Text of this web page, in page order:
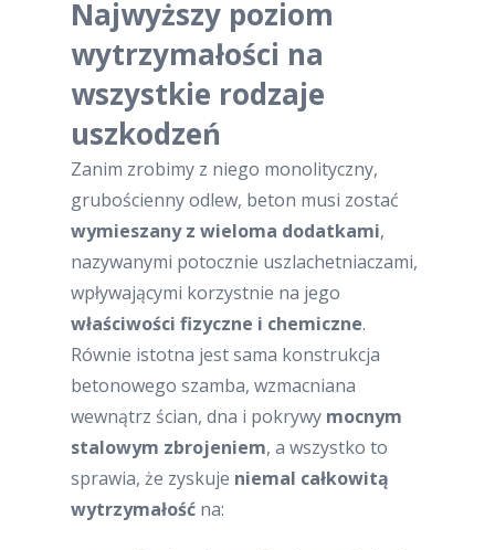
Najwyższy poziom
wytrzymałości na
wszystkie rodzaje
uszkodzeń
Zanim zrobimy z niego monolityczny,
grubościenny odlew, beton musi zostać
wymieszany z wieloma dodatkami,
nazywanymi potocznie uszlachetniaczami,
wpływającymi korzystnie na jego
właściwości fizyczne i chemiczne.
Równie istotna jest sama konstrukcja
betonowego szamba, wzmacniana
wewnątrz ścian, dna i pokrywy mocnym
stalowym zbrojeniem, a wszystko to
sprawia, że zyskuje niemal całkowitą
wytrzymałość na: